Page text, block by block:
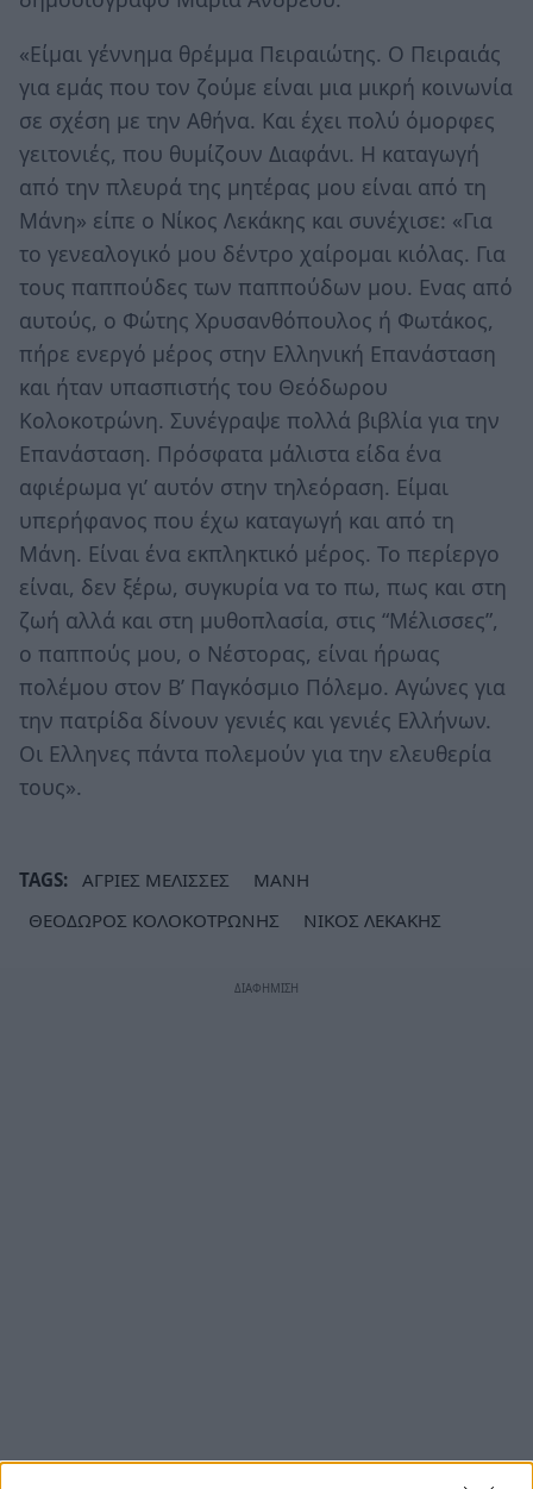
«Είμαι γέννημα θρέμμα Πειραιώτης. Ο Πειραιάς
για εμάς που τον ζούμε είναι μια μικρή κοινωνία
σε σχέση με την Αθήνα. Και έχει πολύ όμορφες
γειτονιές, που θυμίζουν Διαφάνι. Η καταγωγή
από την πλευρά της μητέρας μου είναι από τη
Μάνη» είπε ο Νίκος Λεκάκης και συνέχισε: «Για
το γενεαλογικό μου δέντρο χαίρομαι κιόλας. Για
τους παππούδες των παππούδων μου. Ενας από
αυτούς, ο Φώτης Χρυσανθόπουλος ή Φωτάκος,
πήρε ενεργό μέρος στην Ελληνική Επανάσταση
και ήταν υπασπιστής του Θεόδωρου
Κολοκοτρώνη. Συνέγραψε πολλά βιβλία για την
Επανάσταση. Πρόσφατα μάλιστα είδα ένα
αφιέρωμα γι’ αυτόν στην τηλεόραση. Είμαι
υπερήφανος που έχω καταγωγή και από τη
Μάνη. Είναι ένα εκπληκτικό μέρος. Το περίεργο
είναι, δεν ξέρω, συγκυρία να το πω, πως και στη
ζωή αλλά και στη μυθοπλασία, στις “Μέλισσες”,
ο παππούς μου, ο Νέστορας, είναι ήρωας
πολέμου στον Β’ Παγκόσμιο Πόλεμο. Αγώνες για
την πατρίδα δίνουν γενιές και γενιές Ελλήνων.
Οι Ελληνες πάντα πολεμούν για την ελευθερία
τους».
TAGS: ΑΓΡΙΕΣ ΜΕΛΙΣΣΕΣ
ΜΑΝΗ
ΘΕΟΔΩΡΟΣ ΚΟΛΟΚΟΤΡΩΝΗΣ
ΝΙΚΟΣ ΛΕΚΑΚΗΣ